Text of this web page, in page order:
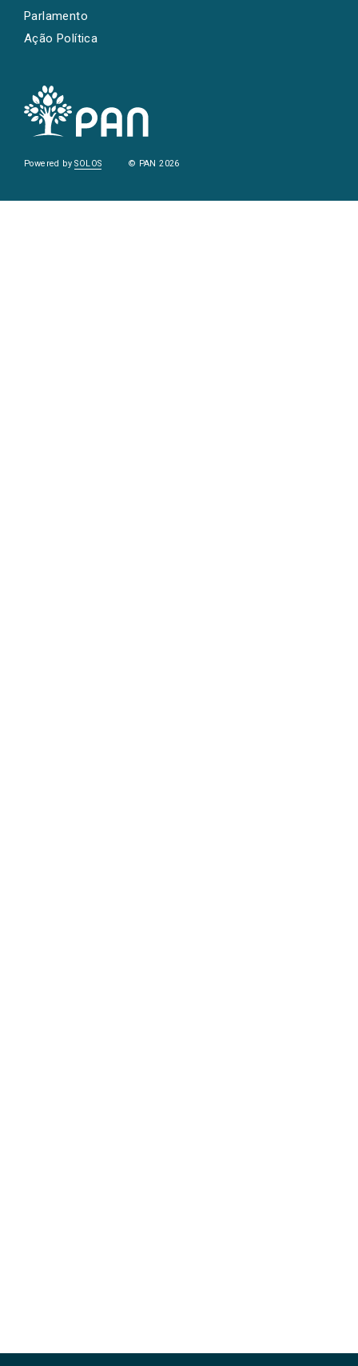
Parlamento
Ação Política
Powered bySOLOS © PAN 2026